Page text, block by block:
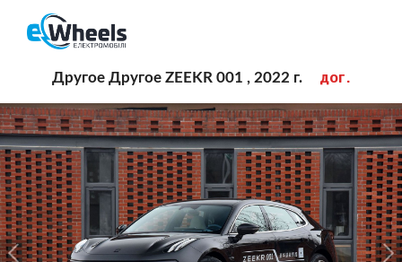
Другое Другое ZEEKR 001 , 2022 г. дог.